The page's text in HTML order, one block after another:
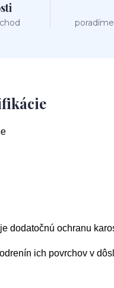
dodatočnú ochranu
ich povrchov v